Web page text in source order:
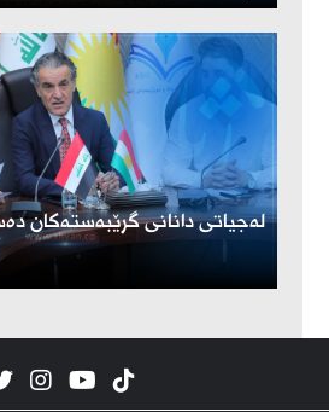
لەجیاتی دانانی گرێبەستەکان